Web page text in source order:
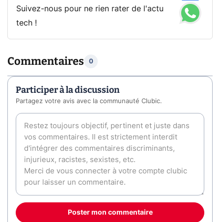
Suivez-nous pour ne rien rater de l'actu
tech !
Commentaires 0
Participer à la discussion
Partagez votre avis avec la communauté Clubic.
Poster mon commentaire